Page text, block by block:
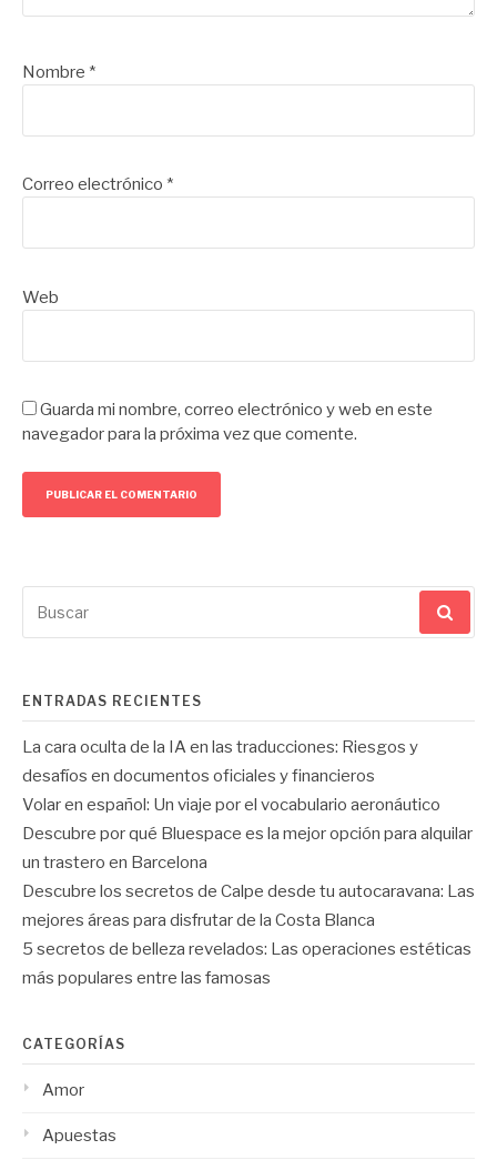
Nombre *
Correo electrónico *
Web
Guarda mi nombre, correo electrónico y web en este
navegador para la próxima vez que comente.
por:
ENTRADAS RECIENTES
La cara oculta de la IA en las traducciones: Riesgos y
desafíos en documentos oficiales y financieros
Volar en español: Un viaje por el vocabulario aeronáutico
Descubre por qué Bluespace es la mejor opción para alquilar
un trastero en Barcelona
Descubre los secretos de Calpe desde tu autocaravana: Las
mejores áreas para disfrutar de la Costa Blanca
5 secretos de belleza revelados: Las operaciones estéticas
más populares entre las famosas
CATEGORÍAS
Amor
Apuestas